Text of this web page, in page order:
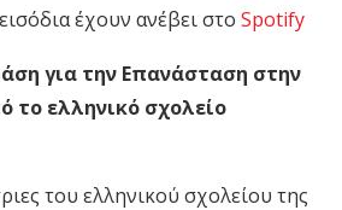
έχουν ανέβει στο Spotify
για την Επανάσταση στην
το ελληνικό σχολείο
του ελληνικού σχολείου της